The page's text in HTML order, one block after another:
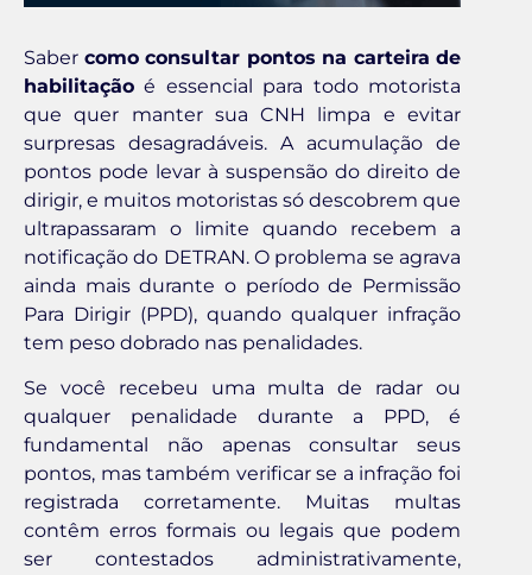
Saber como consultar pontos na carteira de
habilitação é essencial para todo motorista
que quer manter sua CNH limpa e evitar
surpresas desagradáveis. A acumulação de
pontos pode levar à suspensão do direito de
dirigir, e muitos motoristas só descobrem que
ultrapassaram o limite quando recebem a
notificação do DETRAN. O problema se agrava
ainda mais durante o período de Permissão
Para Dirigir (PPD), quando qualquer infração
tem peso dobrado nas penalidades.
Se você recebeu uma multa de radar ou
qualquer penalidade durante a PPD, é
fundamental não apenas consultar seus
pontos, mas também verificar se a infração foi
registrada corretamente. Muitas multas
contêm erros formais ou legais que podem
ser contestados administrativamente,